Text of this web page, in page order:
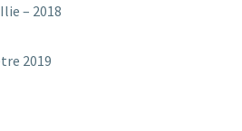
– 2018
2019